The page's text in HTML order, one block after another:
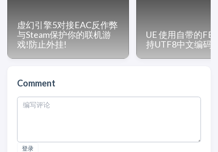
虚幻引擎5对接EAC反作弊
与Steam保护你的联机游
戏!防止外挂!
UE 使用自带的
持UTF8中文编码
Comment